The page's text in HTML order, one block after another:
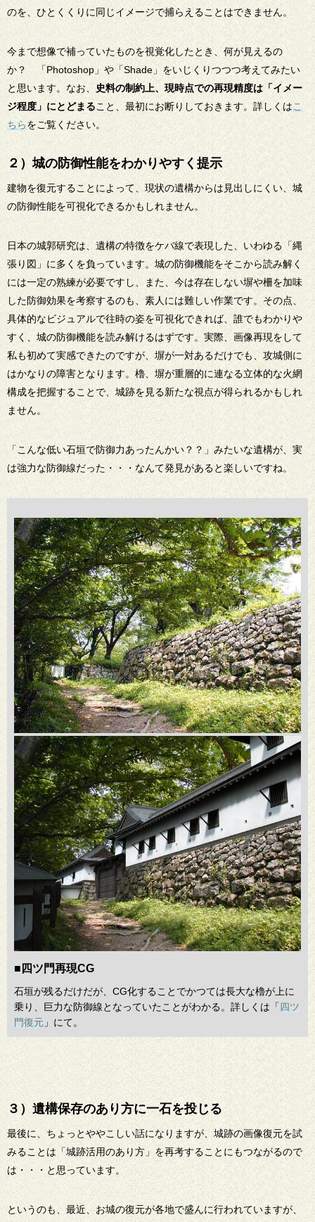
のを、ひとくくりに同じイメージで捕らえることはできません。
今まで想像で補っていたものを視覚化したとき、何が見えるの
か？ 「Photoshop」や「Shade」をいじくりつつつ考えてみたい
と思います。なお、
史料の制約上、現時点での再現精度は「イメー
ジ程度」にとどまること、最初にお断りしておきます。詳しくはこ
ちらをご覧ください。
２）城の防御性能をわかりやすく提示
建物を復元することによって、現状の遺構からは見出しにくい、城
の防御性能を可視化できるかもしれません。
日本の城郭研究は、遺構の特徴をケバ線で表現した、いわゆる「縄
張り図」に多くを負っています。城の防御機能をそこから読み解く
には一定の熟練が必要ですし、また、今は存在しない塀や柵を加味
した防御効果を考察するのも、素人には難しい作業です。その点、
具体的なビジュアルで往時の姿を可視化できれば、誰でもわかりや
すく、城の防御機能を読み解けるはずです。実際、画像再現をして
私も初めて実感できたのですが、塀が一対あるだけでも、攻城側に
はかなりの障害となります。櫓、塀が重層的に連なる立体的な火網
構成を把握することで、城跡を見る新たな視点が得られるかもしれ
ません。
「こんな低い石垣で防御力あったんかい？？」みたいな遺構が、実
は強力な防御線だった・・・なんて発見があると楽しいですね。
■四ツ門再現CG
石垣が残るだけだが、CG化することでかつては長大な櫓が上に
乗り、巨力な防御線となっていたことがわかる。詳しくは「 四ツ
門復元 」にて。
３）遺構保存のあり方に一石を投じる
最後に、ちょっとややこしい話になりますが、城跡の画像復元を試
みることは「城跡活用のあり方」を再考することにもつながるので
は・・・と思っています。
というのも、最近、お城の復元が各地で盛んに行われていますが、